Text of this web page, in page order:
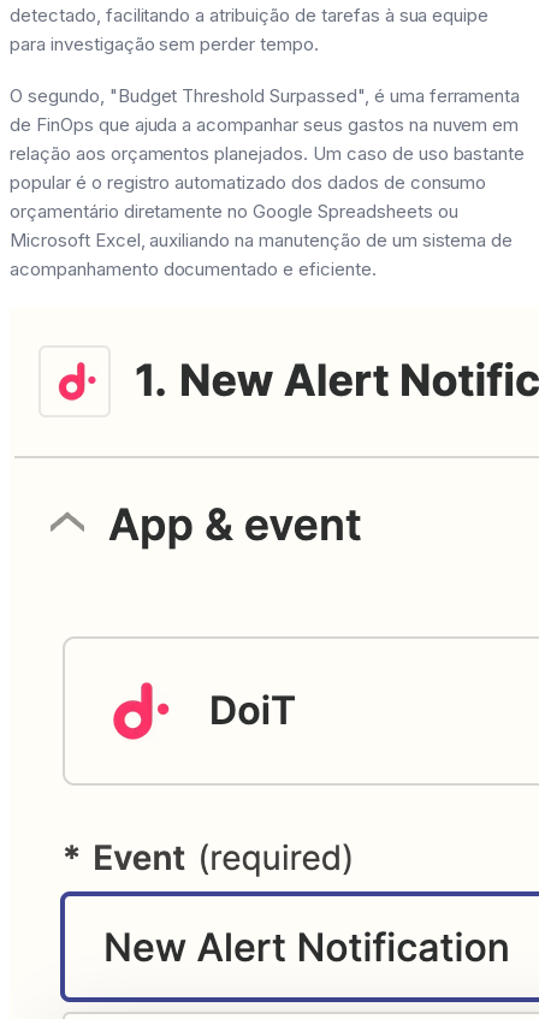
detectado, facilitando a atribuição de tarefas à sua equipe
para investigação sem perder tempo.
O segundo, "Budget Threshold Surpassed", é uma ferramenta
de FinOps que ajuda a acompanhar seus gastos na nuvem em
relação aos orçamentos planejados. Um caso de uso bastante
popular é o registro automatizado dos dados de consumo
orçamentário diretamente no Google Spreadsheets ou
Microsoft Excel, auxiliando na manutenção de um sistema de
acompanhamento documentado e eficiente.